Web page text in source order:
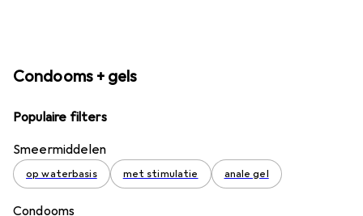
Condooms + gels
Populaire filters
Smeermiddelen
op waterbasis met stimulatie anale gel
Condooms